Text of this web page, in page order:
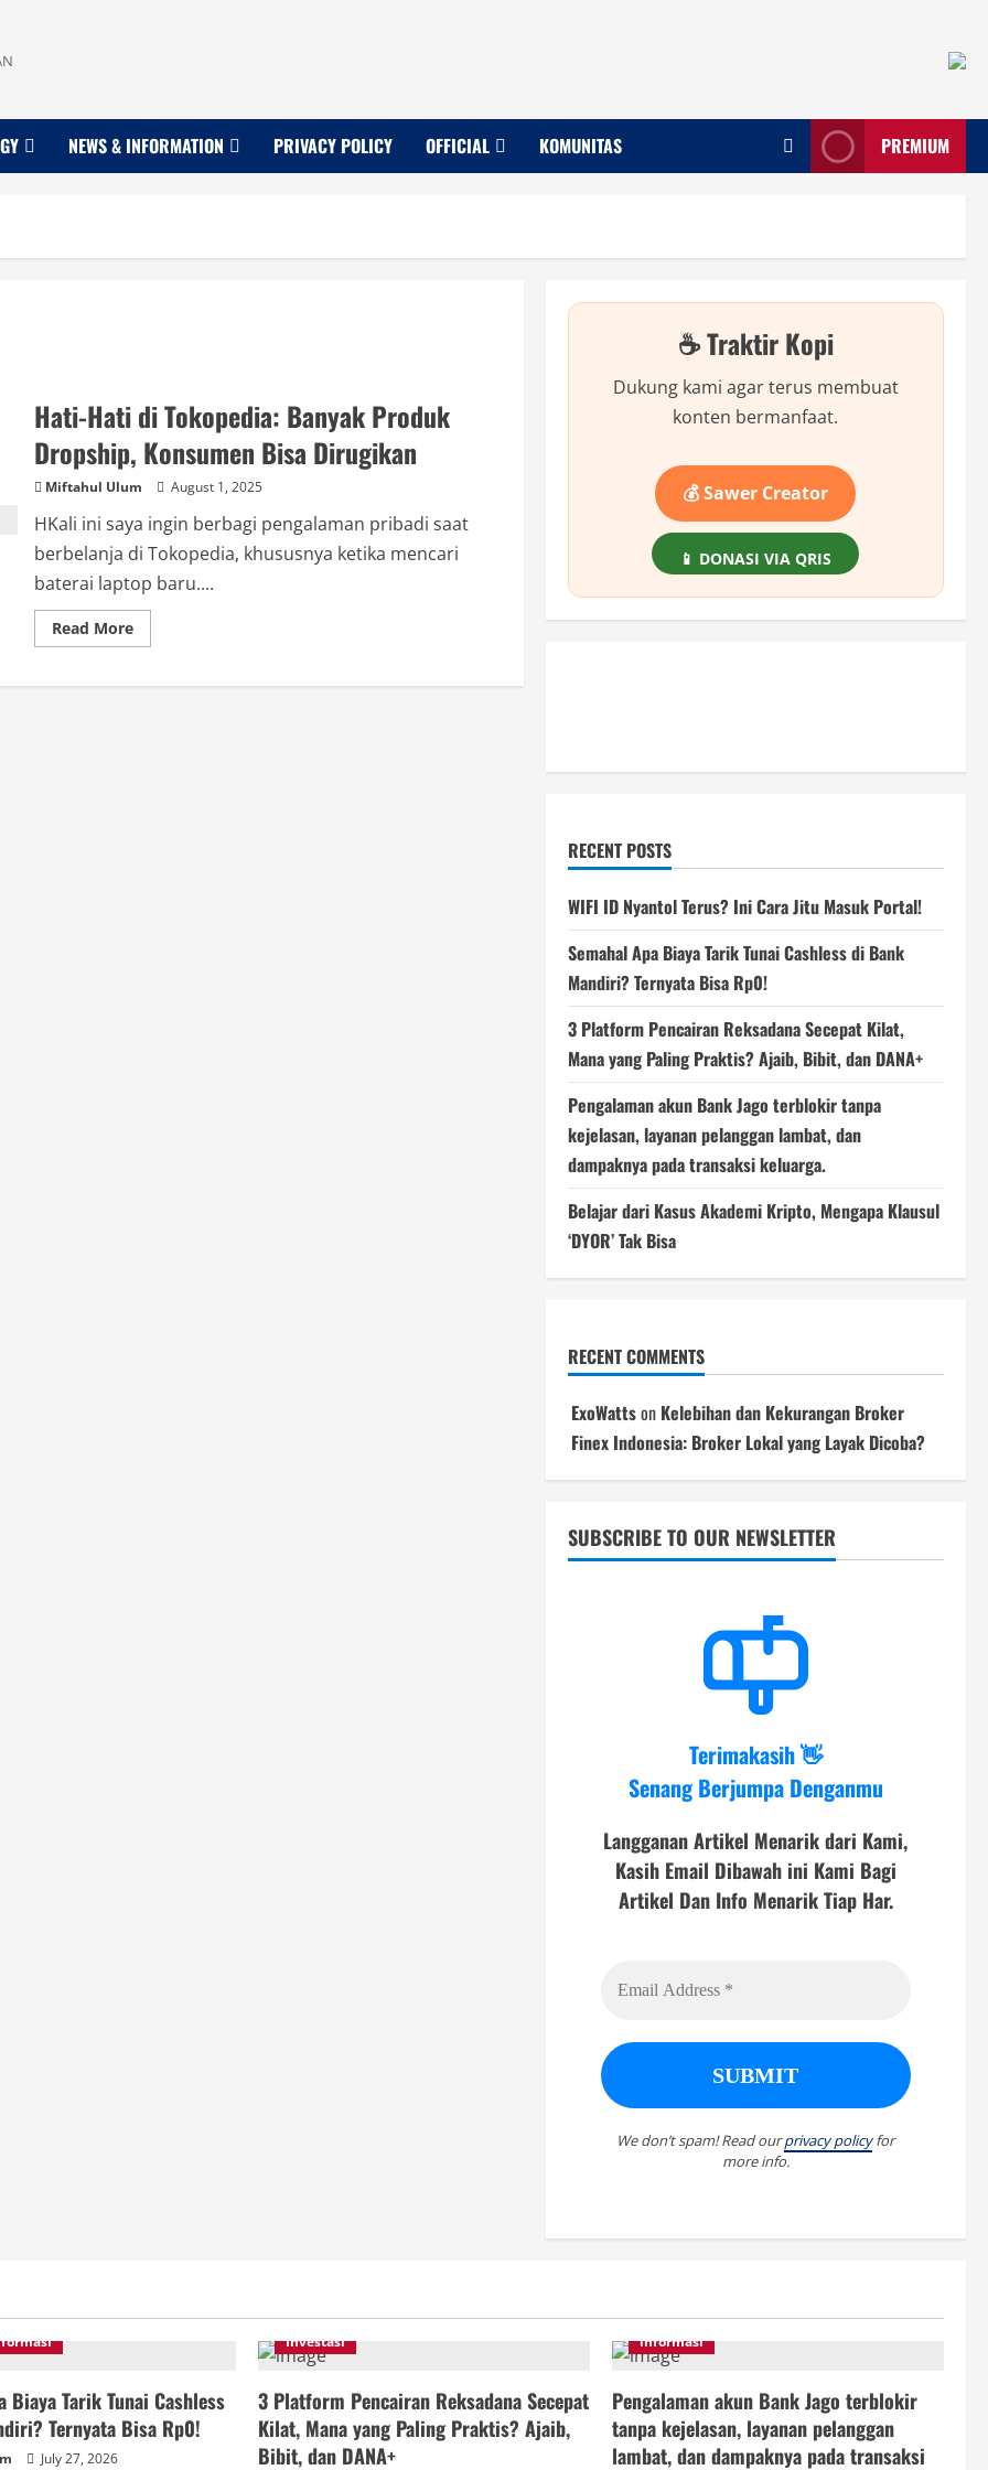
NEWS & INFORMATION PRIVACY POLICY OFFICIAL KOMUNITAS PREMIUM
Hati-Hati di Tokopedia: Banyak Produk
Dropship, Konsumen Bisa Dirugikan
Miftahul Ulum August 1, 2025
HKali ini saya ingin berbagi pengalaman pribadi saat
berbelanja di Tokopedia, khususnya ketika mencari
baterai laptop baru....
Read MoreRead
more
Hati
☕ Traktir Kopi
Dukung kami agar terus membuat
konten bermanfaat.
💰 Sawer Creator
📱 DONASI VIA QRIS
RECENT POSTS
WIFI ID Nyantol Terus? Ini Cara Jitu Masuk Portal!
Semahal Apa Biaya Tarik Tunai Cashless di Bank
Mandiri? Ternyata Bisa Rp0!
3 Platform Pencairan Reksadana Secepat Kilat,
Mana yang Paling Praktis? Ajaib, Bibit, dan DANA+
Pengalaman akun Bank Jago terblokir tanpa
kejelasan, layanan pelanggan lambat, dan
dampaknya pada transaksi keluarga.
Belajar dari Kasus Akademi Kripto, Mengapa Klausul
‘DYOR’ Tak Bisa
RECENT COMMENTS
ExoWattson Kelebihan dan Kekurangan Broker
Finex Indonesia: Broker Lokal yang Layak Dicoba?
SUBSCRIBE TO OUR NEWSLETTER
Terimakasih 👋
Senang Berjumpa Denganmu
Langganan Artikel Menarik dari Kami,
Kasih Email Dibawah ini Kami Bagi
Artikel Dan Info Menarik Tiap Har.
We don’t spam! Read ourprivacy policyfor
more info.
Biaya Tarik Tunai Cashless
Ternyata Bisa Rp0!
July 27, 2026
Investasi
3 Platform Pencairan Reksadana Secepat
Kilat, Mana yang Paling Praktis? Ajaib,
Bibit, dan DANA+
informasi
Pengalaman akun Bank Jago terblokir
tanpa kejelasan, layanan pelanggan
lambat, dan dampaknya pada transaksi